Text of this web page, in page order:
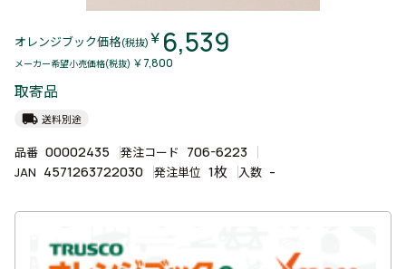
オレンジブック価格(税抜) ￥ 6,539
メーカー希望小売価格(税抜) ￥7,800
取寄品
local_shipping 送料別途
品番 00002435 発注コード 706-6223
JAN 4571263722030 発注単位 1枚 入数 -